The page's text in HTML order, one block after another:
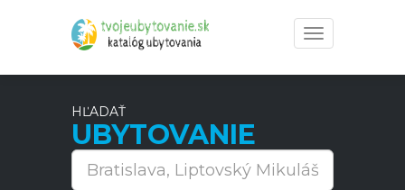
Toggle
navigation
HĽADAŤ
UBYTOVANIE